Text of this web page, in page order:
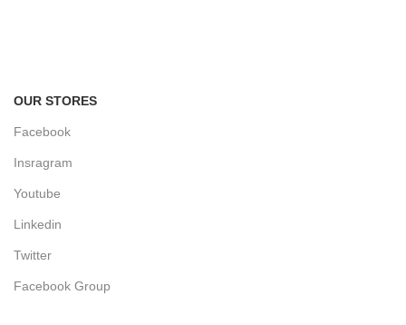
OUR STORES
Facebook
Insragram
Youtube
Linkedin
Twitter
Facebook Group